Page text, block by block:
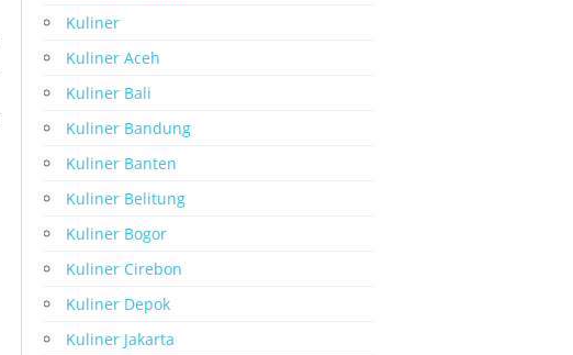
Kuliner
Kuliner Aceh
Kuliner Bali
Kuliner Bandung
Kuliner Banten
Kuliner Belitung
Kuliner Bogor
Kuliner Cirebon
Kuliner Depok
Kuliner Jakarta